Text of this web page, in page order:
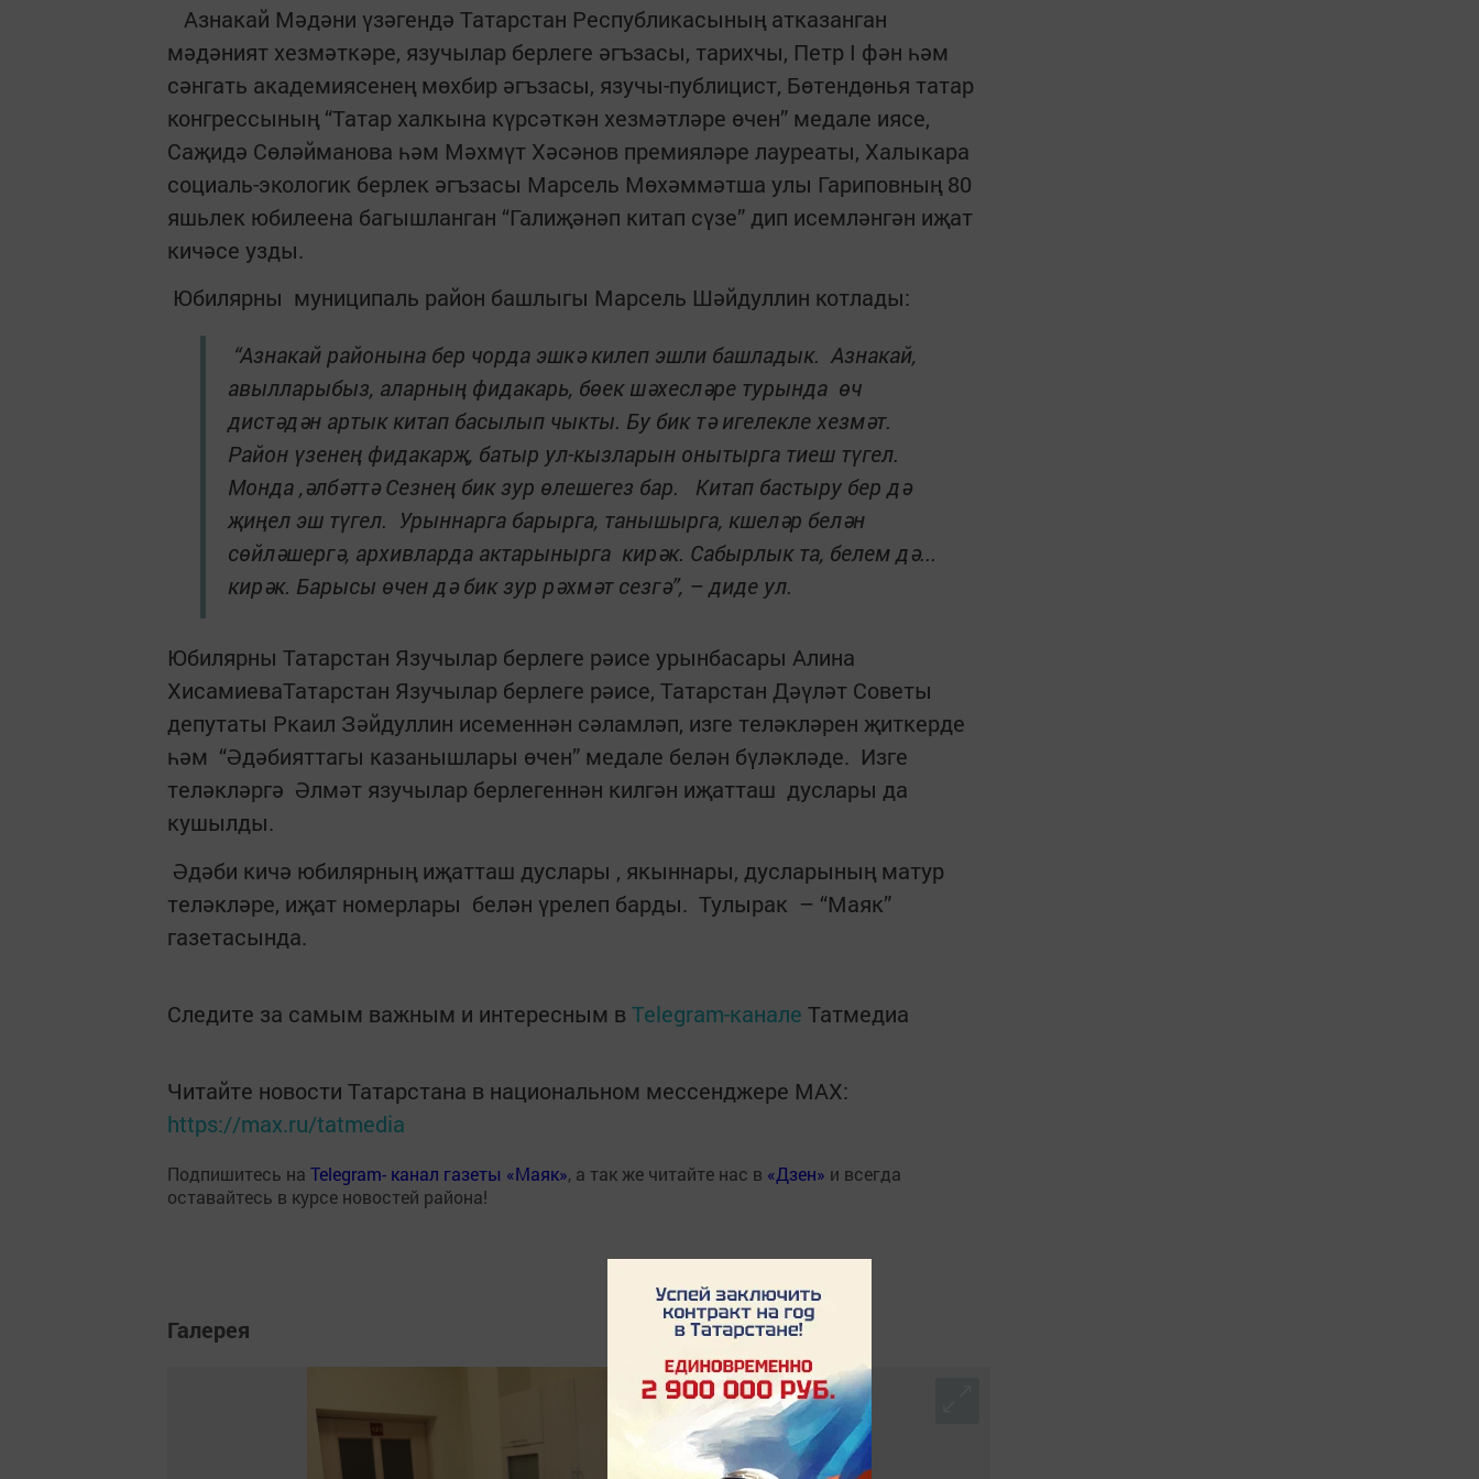
Азнакай Мәдәни үзәгендә Татарстан Республикасының атказанган
мәдәният хезмәткәре, язучылар берлеге әгъзасы, тарихчы, Петр I фән һәм
сәнгать академиясенең мөхбир әгъзасы, язучы-публицист, Бөтендөнья татар
конгрессының “Татар халкына күрсәткән хезмәтләре өчен” медале иясе,
Саҗидә Сөләйманова һәм Мәхмүт Хәсәнов премияләре лауреаты, Халыкара
социаль-экологик берлек әгъзасы Марсель Мөхәммәтша улы Гариповның 80
яшьлек юбилеена багышланган “Галиҗәнәп китап сүзе” дип исемләнгән иҗат
кичәсе узды.
Юбилярны муниципаль район башлыгы Марсель Шәйдуллин котлады:
“Азнакай районына бер чорда эшкә килеп эшли башладык. Азнакай,
авылларыбыз, аларның фидакарь, бөек шәхесләре турында өч
дистәдән артык китап басылып чыкты. Бу бик тә игелекле хезмәт.
Район үзенең фидакарҗ, батыр ул-кызларын онытырга тиеш түгел.
Монда ,әлбәттә Сезнең бик зур өлешегез бар. Китап бастыру бер дә
җиңел эш түгел. Урыннарга барырга, танышырга, кшеләр белән
сөйләшергә, архивларда актарынырга кирәк. Сабырлык та, белем дә...
кирәк. Барысы өчен дә бик зур рәхмәт сезгә”, – диде ул.
Юбилярны Татарстан Язучылар берлеге рәисе урынбасары Алина
ХисамиеваТатарстан Язучылар берлеге рәисе, Татарстан Дәүләт Советы
депутаты Ркаил Зәйдуллин исеменнән сәламләп, изге теләкләрен җиткерде
һәм “Әдәбияттагы казанышлары өчен” медале белән бүләкләде. Изге
теләкләргә Әлмәт язучылар берлегеннән килгән иҗатташ дуслары да
кушылды.
Әдәби кичә юбилярның иҗатташ дуслары , якыннары, дусларының матур
теләкләре, иҗат номерлары белән үрелеп барды. Тулырак – “Маяк”
газетасында.
Следите за самым важным и интересным в Telegram-канале Татмедиа
Читайте новости Татарстана в национальном мессенджере MАХ:
https://max.ru/tatmedia
Подпишитесь на Telegram- канал газеты «Маяк», а так же читайте нас в «Дзен» и всегда
оставайтесь в курсе новостей района!
Галерея